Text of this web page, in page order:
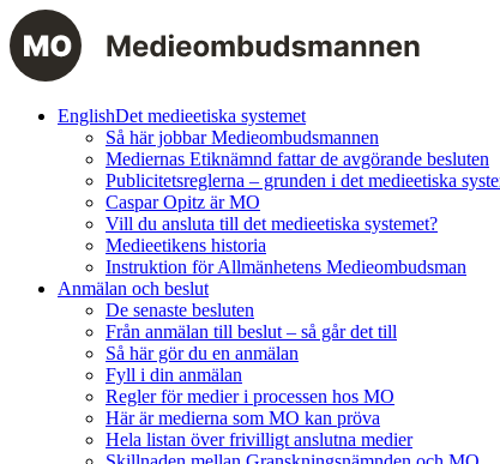
EnglishDet medieetiska systemet
Så här jobbar Medieombudsmannen
Mediernas Etiknämnd fattar de avgörande besluten
Publicitetsreglerna – grunden i det medieetiska
Caspar Opitz är MO
Vill du ansluta till det medieetiska systemet?
Medieetikens historia
Instruktion för Allmänhetens Medieombudsman
Anmälan och beslut
De senaste besluten
Från anmälan till beslut – så går det till
Så här gör du en anmälan
Fyll i din anmälan
Regler för medier i processen hos MO
Här är medierna som MO kan pröva
Hela listan över frivilligt anslutna medier